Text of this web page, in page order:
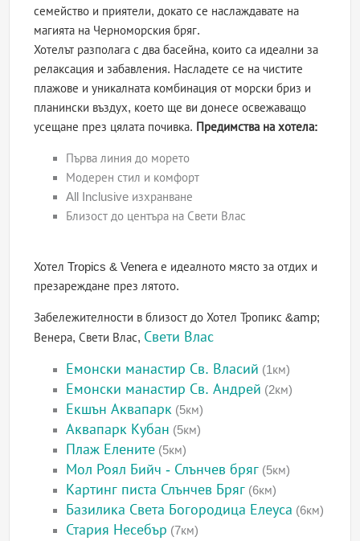
семейство и приятели, докато се наслаждавате на
магията на Черноморския бряг.
Хотелът разполага с два басейна, които са идеални за
релаксация и забавления. Насладете се на чистите
плажове и уникалната комбинация от морски бриз и
планински въздух, което ще ви донесе освежаващо
усещане през цялата почивка. Предимства на хотела:
Първа линия до морето
Модерен стил и комфорт
All Inclusive изхранване
Близост до центъра на Свети Влас
Хотел Tropics & Venera е идеалното място за отдих и
презареждане през лятото.
Забележителности в близост до Хотел Тропикс &amp;
Венера, Свети Влас, Свети Влас
Емонски манастир Св. Власий (1км)
Емонски манастир Св. Андрей (2км)
Екшън Аквапарк (5км)
Аквапарк Кубан (5км)
Плаж Елените (5км)
Мол Роял Бийч - Слънчев бряг (5км)
Картинг писта Слънчев Бряг (6км)
Базилика Света Богородица Елеуса (6км)
Стария Несебър (7км)